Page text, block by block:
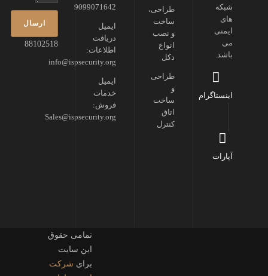
88102518
9099071642
ایمیل
دریافت
اطلاعات:
info@ispsecurity.org
ایمیل
خدمات
فروش:
Sales@ispsecurity.org
طراحی،
ساخت
و نصب
انواع
دکل
طراحی
و
ساخت
اتاق
کنترل
شبکه
های
ایمنی
می
باشد.
اینستاگرام
آپارات
تمامی حقوق
این سایت
برای شرکت